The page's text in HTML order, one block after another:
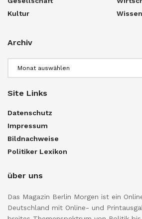
Kultur
Wissen
Archiv
Site Links
Datenschutz
Impressum
Bildnachweise
Politiker Lexikon
über uns
Das Magazin Berlin Morgen ist ein
Deutschland mit Online- und